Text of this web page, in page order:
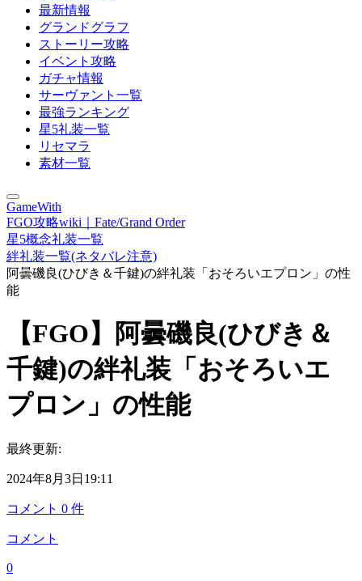
最新情報
グランドグラフ
ストーリー攻略
イベント攻略
ガチャ情報
サーヴァント一覧
最強ランキング
星5礼装一覧
リセマラ
素材一覧
GameWith
FGO攻略wiki｜Fate/Grand Order
星5概念礼装一覧
絆礼装一覧(ネタバレ注意)
阿曇磯良(ひびき＆千鍵)の絆礼装「おそろいエプロン」の性
能
【FGO】阿曇磯良(ひびき＆
千鍵)の絆礼装「おそろいエ
プロン」の性能
最終更新:
2024年8月3日19:11
コメント 0 件
コメント
0